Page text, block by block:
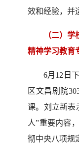
效和经验，并
（二）
精神学习教育
6月12日
区文昌剧院
课。刘立新表
人”重要内容
彻中央八项规